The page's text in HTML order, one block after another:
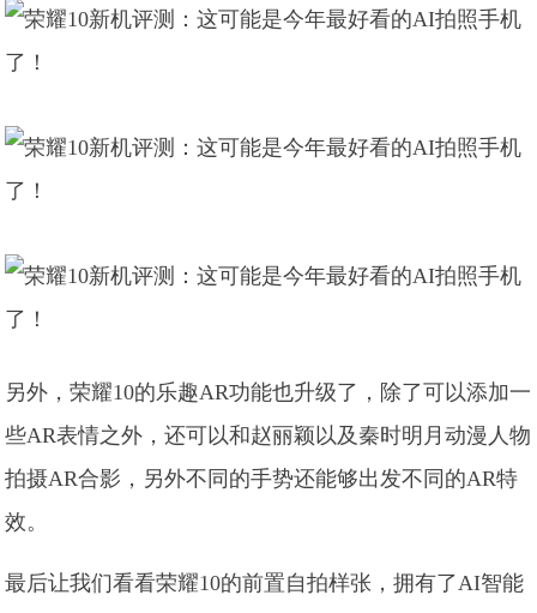
另外，荣耀10的乐趣AR功能也升级了，除了可以添加一
些AR表情之外，还可以和赵丽颖以及秦时明月动漫人物
拍摄AR合影，另外不同的手势还能够出发不同的AR特
效。
最后让我们看看荣耀10的前置自拍样张，拥有了AI智能